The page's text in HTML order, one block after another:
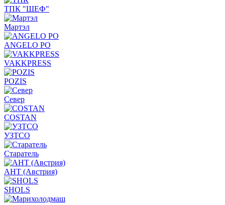
ТПК "ШЕФ"
Мартэл
ANGELO PO
VAKKPRESS
POZIS
Север
COSTAN
УЗТСО
Старатель
АНТ (Австрия)
SHOLS